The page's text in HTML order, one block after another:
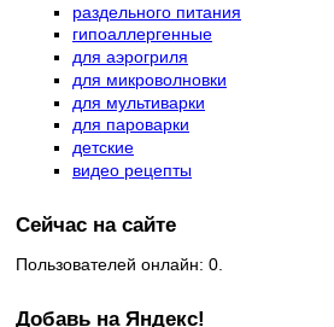
раздельного питания
гипоаллергенные
для аэрогриля
для микроволновки
для мультиварки
для пароварки
детские
видео рецепты
Сейчас на сайте
Пользователей онлайн: 0.
Добавь на Яндекс!